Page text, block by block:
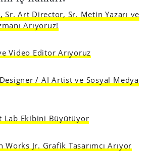
Art Director, Sr. Metin Yazarı ve
Arıyoruz!
Video Editor Arıyoruz
/ AI Artist ve Sosyal Medya
Lab Ekibini Büyütüyor
Works Jr. Grafik Tasarımcı Arıyor